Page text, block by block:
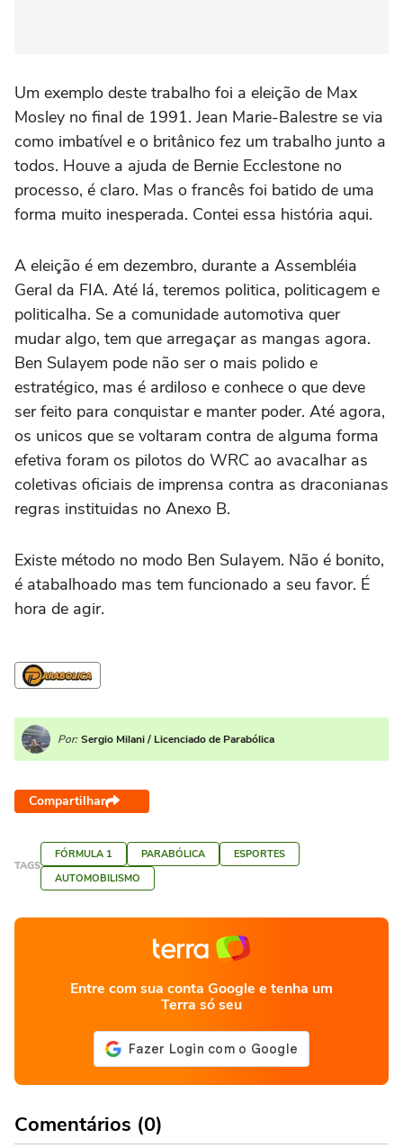
Um exemplo deste trabalho foi a eleição de Max
Mosley no final de 1991. Jean Marie-Balestre se via
como imbatível e o britânico fez um trabalho junto a
todos. Houve a ajuda de Bernie Ecclestone no
processo, é claro. Mas o francês foi batido de uma
forma muito inesperada. Contei essa história aqui.
A eleição é em dezembro, durante a Assembléia
Geral da FIA. Até lá, teremos politica, politicagem e
politicalha. Se a comunidade automotiva quer
mudar algo, tem que arregaçar as mangas agora.
Ben Sulayem pode não ser o mais polido e
estratégico, mas é ardiloso e conhece o que deve
ser feito para conquistar e manter poder. Até agora,
os unicos que se voltaram contra de alguma forma
efetiva foram os pilotos do WRC ao avacalhar as
coletivas oficiais de imprensa contra as draconianas
regras instituidas no Anexo B.
Existe método no modo Ben Sulayem. Não é bonito,
é atabalhoado mas tem funcionado a seu favor. É
hora de agir.
Por: Sergio Milani / Licenciado de Parabólica
Compartilhar
TAGS
FÓRMULA 1 PARABÓLICA
ESPORTES
AUTOMOBILISMO
Entre com sua conta Google e tenha um
Terra só seu
Comentários (0)